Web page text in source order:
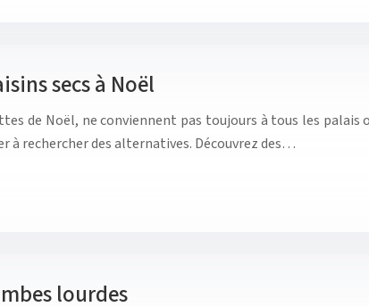
secs à Noël
de Noël, ne conviennent pas toujours à tous les
à rechercher des alternatives. Découvrez des…
lourdes